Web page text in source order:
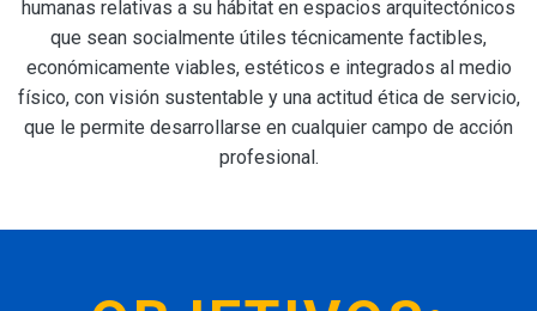
humanas relativas a su hábitat en espacios arquitectónicos
que sean socialmente útiles técnicamente factibles,
económicamente viables, estéticos e integrados al medio
físico, con visión sustentable y una actitud ética de servicio,
que le permite desarrollarse en cualquier campo de acción
profesional.